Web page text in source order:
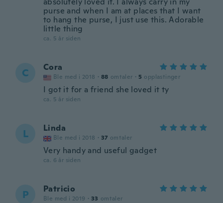
purse and when I am at places that I want
to hang the purse, I just use this. Adorable
little thing
ca. 5 år siden
C Cora
Ble med i 2018 · 88 omtaler · 5 opplastinger
I got it for a friend she loved it ty
ca. 5 år siden
L Linda
Ble med i 2018 · 37 omtaler
Very handy and useful gadget
ca. 6 år siden
P Patricio
Ble med i 2019 · 33 omtaler